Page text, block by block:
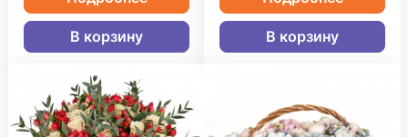
В корзину В корзину